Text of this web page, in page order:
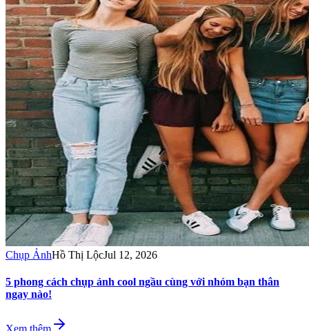
Chụp ẢnhHồ Thị LộcJul 12, 2026
5 phong cách chụp ảnh cool ngầu cùng với nhóm bạn thân
ngay nào!
Xem thêm